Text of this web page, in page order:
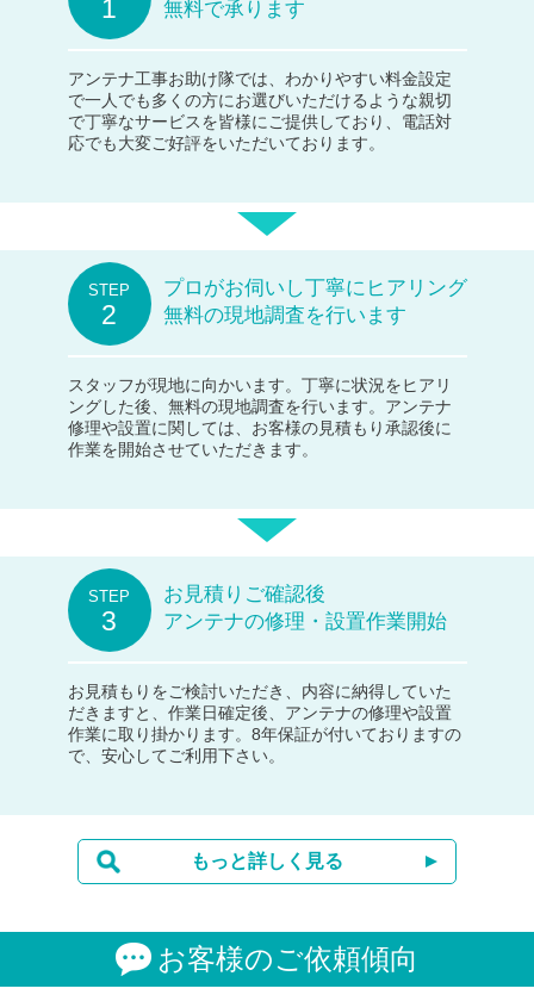
無料で承ります
アンテナ工事お助け隊では、わかりやすい料金設定
で一人でも多くの方にお選びいただけるような親切
で丁寧なサービスを皆様にご提供しており、電話対
応でも大変ご好評をいただいております。
プロがお伺いし丁寧にヒアリング
無料の現地調査を行います
スタッフが現地に向かいます。丁寧に状況をヒアリ
ングした後、無料の現地調査を行います。アンテナ
修理や設置に関しては、お客様の見積もり承認後に
作業を開始させていただきます。
お見積りご確認後
アンテナの修理・設置作業開始
お見積もりをご検討いただき、内容に納得していた
だきますと、作業日確定後、アンテナの修理や設置
作業に取り掛かります。8年保証が付いておりますの
で、安心してご利用下さい。
もっと詳しく見る
お客様のご依頼傾向